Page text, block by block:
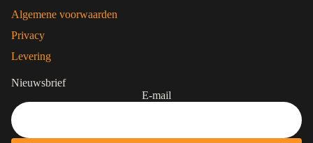
Algemene voorwaarden
Privacy
Levering
Nieuwsbrief
E-mail